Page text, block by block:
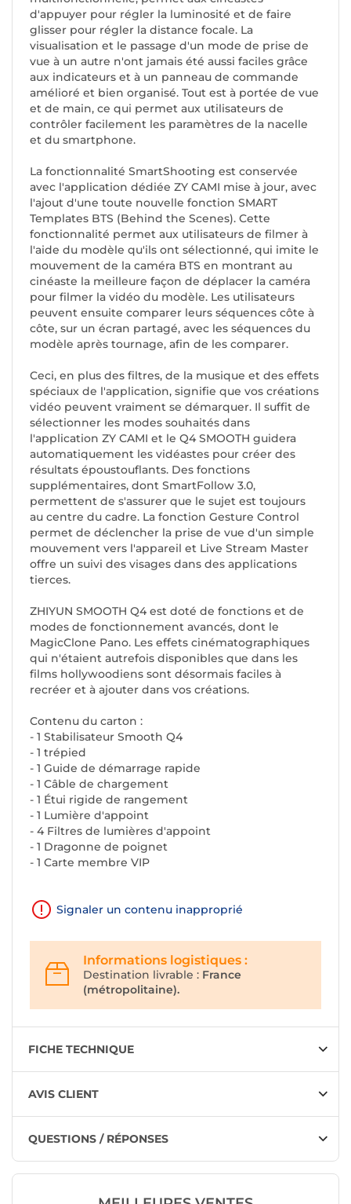
d'appuyer pour régler la luminosité et de faire
glisser pour régler la distance focale. La
visualisation et le passage d'un mode de prise de
vue à un autre n'ont jamais été aussi faciles grâce
aux indicateurs et à un panneau de commande
amélioré et bien organisé. Tout est à portée de vue
et de main, ce qui permet aux utilisateurs de
contrôler facilement les paramètres de la nacelle
et du smartphone.
La fonctionnalité SmartShooting est conservée
avec l'application dédiée ZY CAMI mise à jour, avec
l'ajout d'une toute nouvelle fonction SMART
Templates BTS (Behind the Scenes). Cette
fonctionnalité permet aux utilisateurs de filmer à
l'aide du modèle qu'ils ont sélectionné, qui imite le
mouvement de la caméra BTS en montrant au
cinéaste la meilleure façon de déplacer la caméra
pour filmer la vidéo du modèle. Les utilisateurs
peuvent ensuite comparer leurs séquences côte à
côte, sur un écran partagé, avec les séquences du
modèle après tournage, afin de les comparer.
Ceci, en plus des filtres, de la musique et des effets
spéciaux de l'application, signifie que vos créations
vidéo peuvent vraiment se démarquer. Il suffit de
sélectionner les modes souhaités dans
l'application ZY CAMI et le Q4 SMOOTH guidera
automatiquement les vidéastes pour créer des
résultats époustouflants. Des fonctions
supplémentaires, dont SmartFollow 3.0,
permettent de s'assurer que le sujet est toujours
au centre du cadre. La fonction Gesture Control
permet de déclencher la prise de vue d'un simple
mouvement vers l'appareil et Live Stream Master
offre un suivi des visages dans des applications
tierces.
ZHIYUN SMOOTH Q4 est doté de fonctions et de
modes de fonctionnement avancés, dont le
MagicClone Pano. Les effets cinématographiques
qui n'étaient autrefois disponibles que dans les
films hollywoodiens sont désormais faciles à
recréer et à ajouter dans vos créations.
Contenu du carton :
- 1 Stabilisateur Smooth Q4
- 1 trépied
- 1 Guide de démarrage rapide
- 1 Câble de chargement
- 1 Étui rigide de rangement
- 1 Lumière d'appoint
- 4 Filtres de lumières d'appoint
- 1 Dragonne de poignet
- 1 Carte membre VIP
Signaler un contenu inapproprié
Informations logistiques :
Destination livrable : France
(métropolitaine).
FICHE TECHNIQUE
AVIS CLIENT
QUESTIONS / RÉPONSES